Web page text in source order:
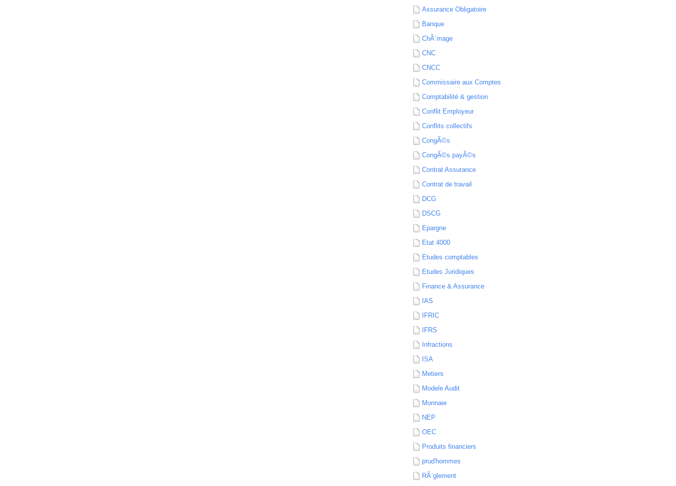
Assurance Obligatoire
Banque
ChÃ´mage
CNC
CNCC
Commissaire aux Comptes
Comptabilité & gestion
Conflit Employeur
Conflits collectifs
CongÃ©s
CongÃ©s payÃ©s
Contrat Assurance
Contrat de travail
DCG
DSCG
Epargne
Etat 4000
Etudes comptables
Etudes Juridiques
Finance & Assurance
IAS
IFRIC
IFRS
Infractions
ISA
Metiers
Modele Audit
Monnaie
NEP
OEC
Produits financiers
prud'hommes
RÃ¨glement